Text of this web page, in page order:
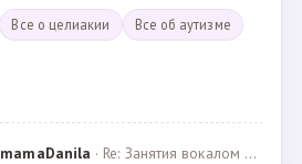
Все о целиакии Все об аутизме
mamaDanila · Re: Занятия вокалом и танцами для подростков с мент… · 12.03.2025